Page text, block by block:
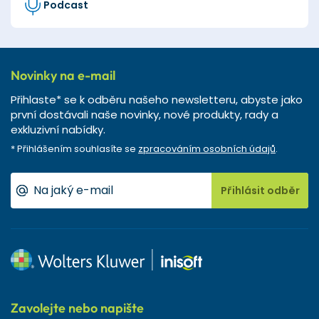
Podcast
Novinky na e-mail
Přihlaste* se k odběru našeho newsletteru, abyste jako
první dostávali naše novinky, nové produkty, rady a
exkluzivní nabídky.
* Přihlášením souhlasíte se zpracováním osobních údajů.
Přihlásit odběr
Zavolejte nebo napište